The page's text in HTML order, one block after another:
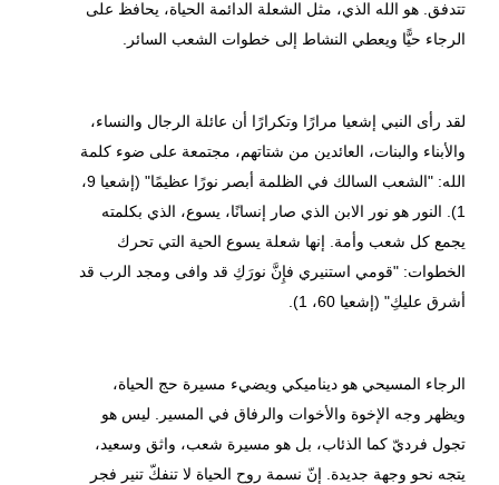
تتدفق. هو الله الذي، مثل الشعلة الدائمة الحياة، يحافظ على
الرجاء حيًّا ويعطي النشاط إلى خطوات الشعب السائر.
لقد رأى النبي إشعيا مرارًا وتكرارًا أن عائلة الرجال والنساء،
والأبناء والبنات، العائدين من شتاتهم، مجتمعة على ضوء كلمة
الله: "الشعب السالك في الظلمة أبصر نورًا عظيمًا" (إشعيا 9،
1). النور هو نور الابن الذي صار إنسانًا، يسوع، الذي بكلمته
يجمع كل شعب وأمة. إنها شعلة يسوع الحية التي تحرك
الخطوات: "قومي استنيري فإِنَّ نورَكِ قد وافى ومجد الرب قد
أشرق عليكِ" (إشعيا 60، 1).
الرجاء المسيحي هو ديناميكي ويضيء مسيرة حج الحياة،
ويظهر وجه الإخوة والأخوات والرفاق في المسير. ليس هو
تجول فرديّ كما الذئاب، بل هو مسيرة شعب، واثق وسعيد،
يتجه نحو وجهة جديدة. إنّ نسمة روح الحياة لا تنفكّ تنير فجر